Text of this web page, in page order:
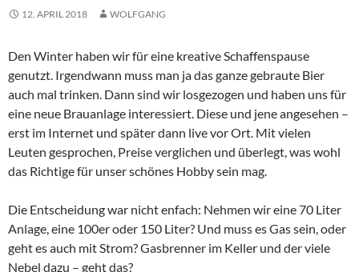
12. APRIL 2018 WOLFGANG
Den Winter haben wir für eine kreative Schaffenspause
genutzt. Irgendwann muss man ja das ganze gebraute Bier
auch mal trinken. Dann sind wir losgezogen und haben uns für
eine neue Brauanlage interessiert. Diese und jene angesehen –
erst im Internet und später dann live vor Ort. Mit vielen
Leuten gesprochen, Preise verglichen und überlegt, was wohl
das Richtige für unser schönes Hobby sein mag.
Die Entscheidung war nicht enfach: Nehmen wir eine 70 Liter
Anlage, eine 100er oder 150 Liter? Und muss es Gas sein, oder
geht es auch mit Strom? Gasbrenner im Keller und der viele
Nebel dazu – geht das?